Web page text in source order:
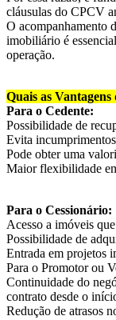
cláusulas do CPCV
O acompanhamento
imobiliário é
operação.
Quais as
Para o Cedente:
Possibilidade de
Evita
Pode obter uma
Maior flexibilidade
Para o Cessionário:
Acesso a imóveis
Possibilidade de
Entrada em projetos
Para o Promotor ou
Continuidade do
contrato desde o
Redução de atrasos